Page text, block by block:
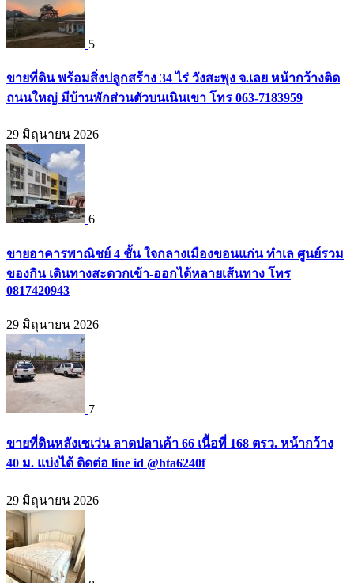
5
ขายที่ดิน พร้อมสิ่งปลูกสร้าง 34 ไร่ วังสะพุง จ.เลย หน้ากว้างติด
ถนนใหญ่ มีบ้านพักส่วนตัวบนเนินเขา โทร 063-7183959
29 มิถุนายน 2026
6
ขายอาคารพาณิชย์ 4 ชั้น ใจกลางเมืองขอนแก่น ทำเล ศูนย์รวม
ของกิน เดินทางสะดวกเข้า-ออกได้หลายเส้นทาง โทร
0817420943
29 มิถุนายน 2026
7
ขายที่ดินหลังเซเว่น ลาดปลาเค้า 66 เนื้อที่ 168 ตรว. หน้ากว้าง
40 ม. แบ่งได้ ติดต่อ line id @hta6240f
29 มิถุนายน 2026